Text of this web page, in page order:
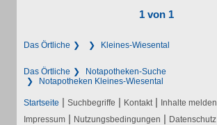
1 von 1
Das Örtliche Kleines-Wiesental
Das Örtliche
Notapotheken-Suche
Notapotheken Kleines-Wiesental
Startseite | Suchbegriffe | Kontakt | Inhalte melden
Impressum | Nutzungsbedingungen | Datenschutz